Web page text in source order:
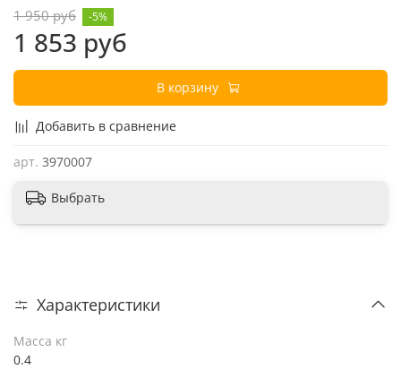
Добавить в сравнение
арт. 3970007
1 950 руб
1 853 руб
-5%
В корзину
Выбрать
Характеристики
Масса кг
0.4